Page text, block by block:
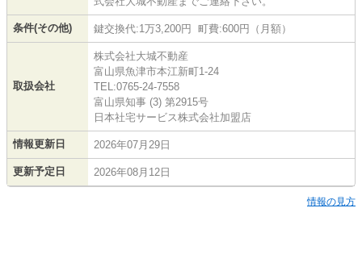
条件(その他) 鍵交換代:1万3,200円 町費:600円（月額）
取扱会社
株式会社大城不動産
富山県魚津市本江新町1-24
TEL:0765-24-7558
富山県知事 (3) 第2915号
日本社宅サービス株式会社加盟店
情報更新日 2026年07月29日
更新予定日 2026年08月12日
情報の見方